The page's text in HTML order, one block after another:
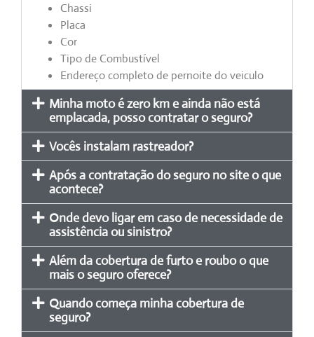
Chassi
Placa
Cor
Tipo de Combustível
Endereço completo de pernoite do veiculo
Minha moto é zero km e ainda não está
emplacada, posso contratar o seguro?
Vocês instalam rastreador?
Após a contratação do seguro no site o que
acontece?
Onde devo ligar em caso de necessidade de
assistência ou sinistro?
Além da cobertura de furto e roubo o que
mais o seguro oferece?
Quando começa minha cobertura de
seguro?